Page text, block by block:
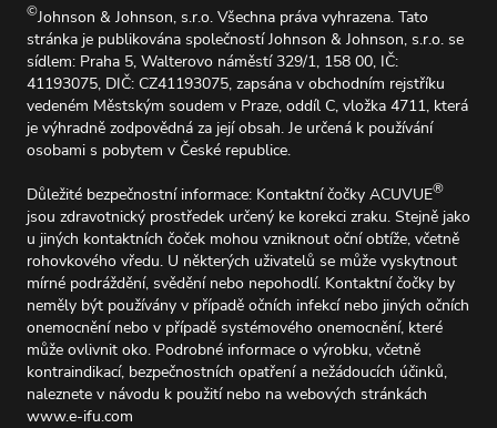
©Johnson & Johnson, s.r.o. Všechna práva vyhrazena. Tato
stránka je publikována společností Johnson & Johnson, s.r.o. se
sídlem: Praha 5, Walterovo náměstí 329/1, 158 00, IČ:
41193075, DIČ: CZ41193075, zapsána v obchodním rejstříku
vedeném Městským soudem v Praze, oddíl C, vložka 4711, která
je výhradně zodpovědná za její obsah. Je určená k používání
osobami s pobytem v České republice.
Důležité bezpečnostní informace: Kontaktní čočky ACUVUE®
jsou zdravotnický prostředek určený ke korekci zraku. Stejně jako
u jiných kontaktních čoček mohou vzniknout oční obtíže, včetně
rohovkového vředu. U některých uživatelů se může vyskytnout
mírné podráždění, svědění nebo nepohodlí. Kontaktní čočky by
neměly být používány v případě očních infekcí nebo jiných očních
onemocnění nebo v případě systémového onemocnění, které
může ovlivnit oko. Podrobné informace o výrobku, včetně
kontraindikací, bezpečnostních opatření a nežádoucích účinků,
naleznete v návodu k použití nebo na webových stránkách
www.e-ifu.com